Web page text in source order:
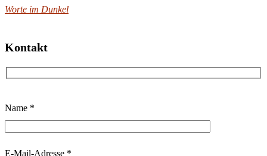
Worte im Dunkel
Kontakt
t
t
Name *
E-Mail-Adresse *